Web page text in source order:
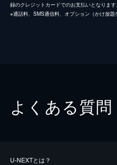
録のクレジットカードでのお支払いとなります。
※通話料、SMS通信料、オプション（かけ放題
よくある質問
U-NEXTとは？